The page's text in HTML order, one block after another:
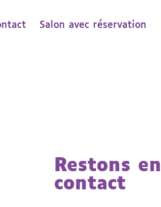
Salon avec réservation
Restons en
contact